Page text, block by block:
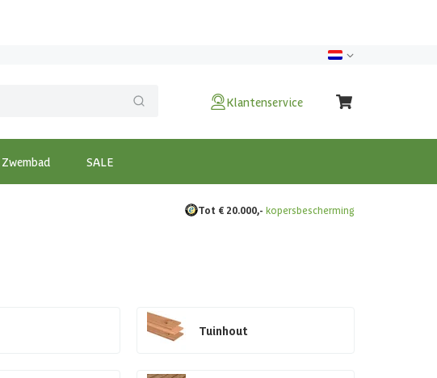
Klantenservice
Zwembad SALE
Tot € 20.000,- kopersbescherming
Tuinhout